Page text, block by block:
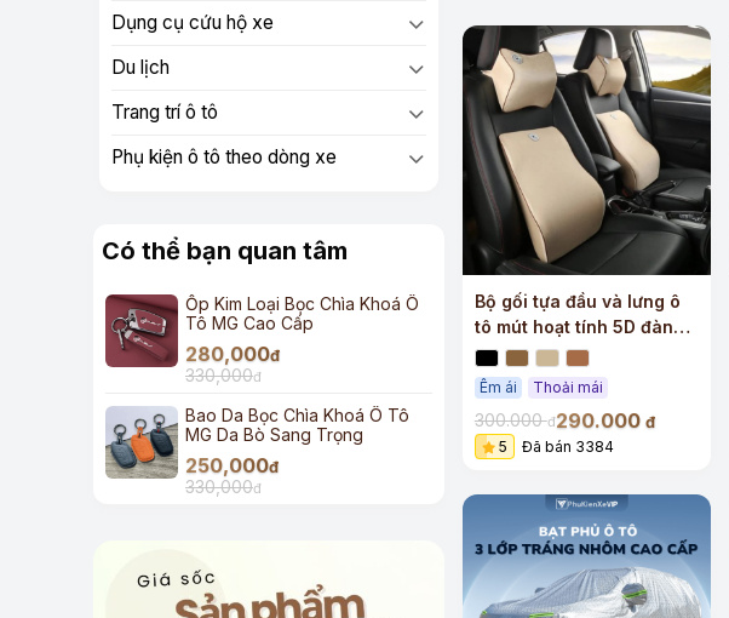
Dụng cụ cứu hộ xe
Du lịch
Trang trí ô tô
Phụ kiện ô tô theo dòng xe
Có thể bạn quan tâm
Ốp Kim Loại Bọc Chìa Khoá Ô
Tô MG Cao Cấp
280,000đ
330,000đ
Bao Da Bọc Chìa Khoá Ô Tô
MG Da Bò Sang Trọng
250,000đ
330,000đ
Bộ gối tựa đầu và lưng ô
tô mút hoạt tính 5D đàn
hồi cao cấp
Êm ái Thoải mái
300.000đ290.000 đ
5
Đã bán 3384